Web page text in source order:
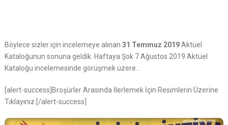
Böylece sizler için incelemeye alınan 31 Temmuz 2019Aktüel
Kataloğunun sonuna geldik. Haftaya Şok 7 Ağustos 2019 Aktüel
Kataloğu incelemesinde görüşmek üzere…
[alert-success]Broşürler Arasında İlerlemek İçin Resimlerin Üzerine
Tıklayınız.[/alert-success]